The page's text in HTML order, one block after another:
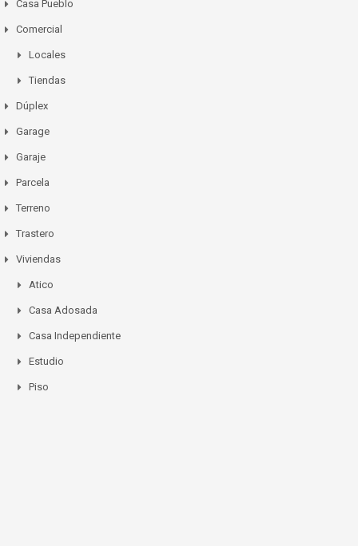
Casa Pueblo
Comercial
Locales
Tiendas
Dúplex
Garage
Garaje
Parcela
Terreno
Trastero
Viviendas
Atico
Casa Adosada
Casa Independiente
Estudio
Piso